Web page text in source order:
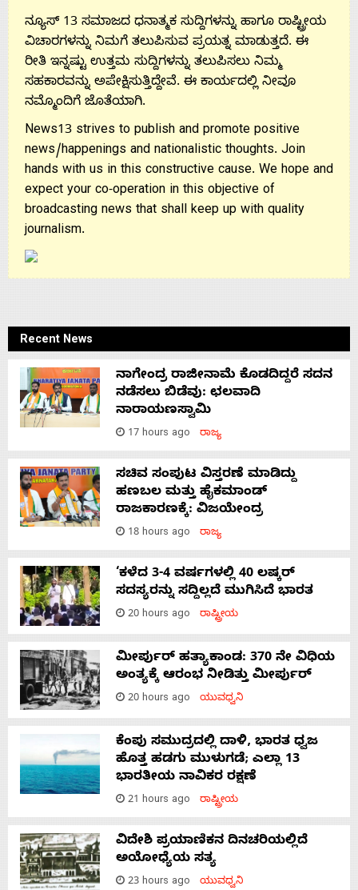
ನ್ಯೂಸ್ 13 ಸಮಾಜದ ಧನಾತ್ಮಕ ಸುದ್ದಿಗಳನ್ನು ಹಾಗೂ ರಾಷ್ಟ್ರೀಯ
ವಿಚಾರಗಳನ್ನು ನಿಮಗೆ ತಲುಪಿಸುವ ಪ್ರಯತ್ನ ಮಾಡುತ್ತದೆ. ಈ
ರೀತಿ ಇನ್ನಷ್ಟು ಉತ್ತಮ ಸುದ್ದಿಗಳನ್ನು ತಲುಪಿಸಲು ನಿಮ್ಮ
ಸಹಕಾರವನ್ನು ಅಪೇಕ್ಷಿಸುತ್ತಿದ್ದೇವೆ. ಈ ಕಾರ್ಯದಲ್ಲಿ ನೀವೂ
ನಮ್ಮೊಂದಿಗೆ ಜೊತೆಯಾಗಿ.
News13 strives to publish and promote positive
news/happenings and nationalistic thoughts. Join
hands with us in this constructive cause. We hope and
expect your co-operation in this objective of
broadcasting news that shall keep up with quality
journalism.
Recent News
ನಾಗೇಂದ್ರ ರಾಜೀನಾಮೆ ಕೊಡದಿದ್ದರೆ ಸದನ
ನಡೆಸಲು ಬಿಡೆವು: ಛಲವಾದಿ
ನಾರಾಯಣಸ್ವಾಮಿ
17 hours ago ರಾಜ್ಯ
ಸಚಿವ ಸಂಪುಟ ವಿಸ್ತರಣೆ ಮಾಡಿದ್ದು
ಹಣಬಲ ಮತ್ತು ಹೈಕಮಾಂಡ್
ರಾಜಕಾರಣಕ್ಕೆ: ವಿಜಯೇಂದ್ರ
18 hours ago ರಾಜ್ಯ
‘ಕಳೆದ 3-4 ವರ್ಷಗಳಲ್ಲಿ 40 ಲಷ್ಕರ್
ಸದಸ್ಯರನ್ನು ಸದ್ದಿಲ್ಲದೆ ಮುಗಿಸಿದೆ ಭಾರತ
20 hours ago ರಾಷ್ಟ್ರೀಯ
ಮೀರ್ಪುರ್ ಹತ್ಯಾಕಾಂಡ: 370 ನೇ ವಿಧಿಯ
ಅಂತ್ಯಕ್ಕೆ ಆರಂಭ ನೀಡಿತ್ತು ಮೀರ್ಪುರ್
20 hours ago ಯುವಧ್ವನಿ
ಕೆಂಪು ಸಮುದ್ರದಲ್ಲಿ ದಾಳಿ, ಭಾರತ ಧ್ವಜ
ಹೊತ್ತ ಹಡಗು ಮುಳುಗಡೆ; ಎಲ್ಲಾ 13
ಭಾರತೀಯ ನಾವಿಕರ ರಕ್ಷಣೆ
21 hours ago ರಾಷ್ಟ್ರೀಯ
ವಿದೇಶಿ ಪ್ರಯಾಣಿಕನ ದಿನಚರಿಯಲ್ಲಿದೆ
ಅಯೋಧ್ಯೆಯ ಸತ್ಯ
23 hours ago ಯುವಧ್ವನಿ